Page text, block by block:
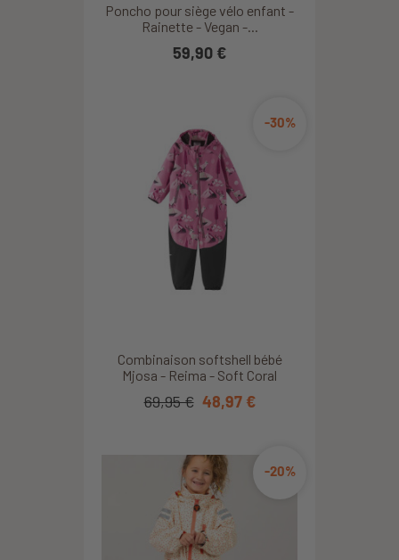
Poncho pour siège vélo enfant -
Rainette - Vegan -...
59,90 €
Combinaison softshell bébé
Mjosa - Reima - Soft Coral
-30%
69,95 € 48,97 €
-20%